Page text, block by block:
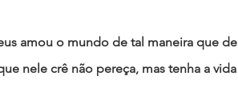
amou o mundo de tal maneira que
nele crê não pereça, mas tenha a